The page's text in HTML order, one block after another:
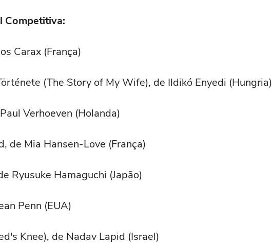
Competitiva:
Carax (França)
(The Story of My Wife), de Ildikó Enyedi (Hungria)
Verhoeven (Holanda)
de Mia Hansen-Love (França)
Ryusuke Hamaguchi (Japão)
Penn (EUA)
Knee), de Nadav Lapid (Israel)